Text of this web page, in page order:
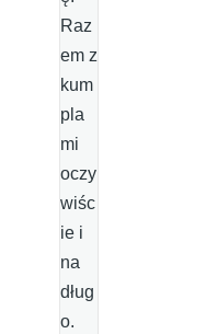
Raz
em z
kum
pla
mi
oczy
wiśc
ie i
na
dług
o.